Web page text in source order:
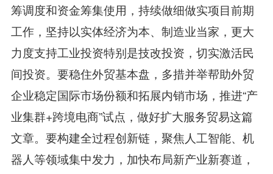
筹调度和资金筹集使用，持续做细做实项目前期
工作，坚持以实体经济为本、制造业当家，更大
力度支持工业投资特别是技改投资，切实激活民
间投资。要稳住外贸基本盘，多措并举帮助外贸
企业稳定国际市场份额和拓展内销市场，推进“产
业集群+跨境电商”试点，做好扩大服务贸易这篇
文章。要构建全过程创新链，聚焦人工智能、机
器人等领域集中发力，加快布局新产业新赛道，